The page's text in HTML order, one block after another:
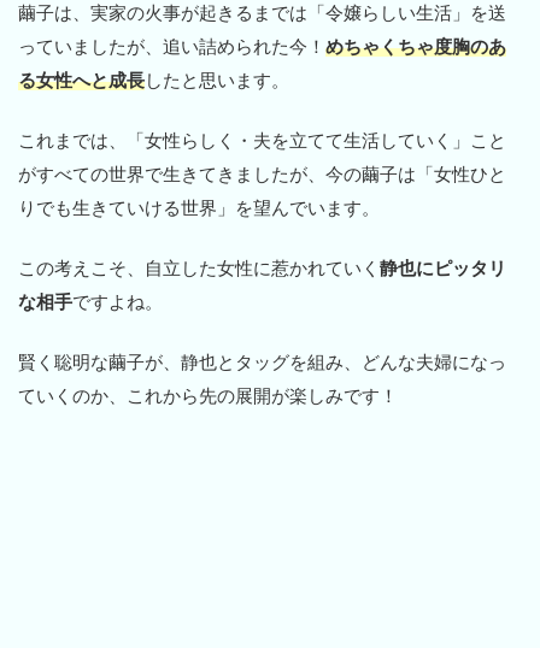
繭子は、実家の火事が起きるまでは「令嬢らしい生活」を送
っていましたが、追い詰められた今！ めちゃくちゃ度胸のあ
る女性へと成長したと思います。
これまでは、「女性らしく・夫を立てて生活していく」こと
がすべての世界で生きてきましたが、今の繭子は「女性ひと
りでも生きていける世界」を望んでいます。
この考えこそ、自立した女性に惹かれていく 静也にピッタリ
な相手ですよね。
賢く聡明な繭子が、静也とタッグを組み、どんな夫婦になっ
ていくのか、これから先の展開が楽しみです！